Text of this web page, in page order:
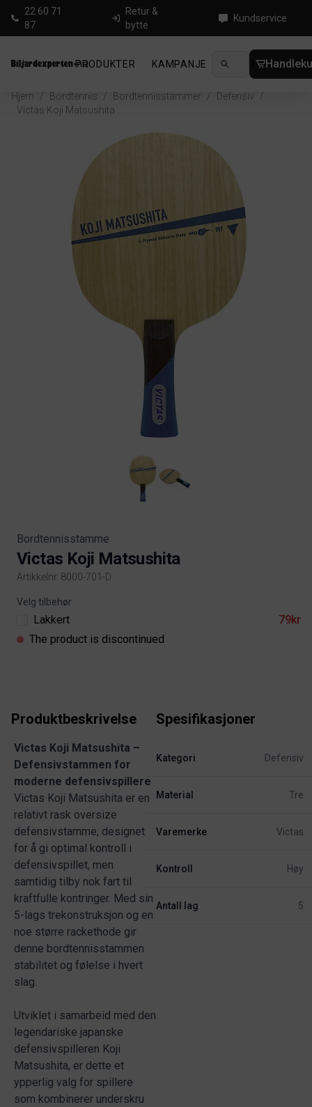
22 60 71
87
Retur &
bytte
Kundservice
PRODUKTER KAMPANJE NYHETER
Hjem / Bordtennis / Bordtennisstammer / Defensiv
/
Victas Koji Matsushita
Bordtennisstamme
Victas Koji Matsushita
Artikkelnr. 8000-701-D
Product information
Velg tilbehør
Lakkert
79kr
The product is discontinued
Produktbeskrivelse
Victas Koji Matsushita –
Defensivstammen for
moderne defensivspillere
Victas Koji Matsushita er en
relativt rask oversize
defensivstamme, designet
for å gi optimal kontroll i
defensivspillet, men
samtidig tilby nok fart til
kraftfulle kontringer. Med sin
5-lags trekonstruksjon og en
noe større rackethode gir
denne bordtennisstammen
stabilitet og følelse i hvert
slag.
Utviklet i samarbeid med den
legendariske japanske
defensivspilleren Koji
Matsushita, er dette et
ypperlig valg for spillere
som kombinerer underskru
Spesifikasjoner
Kategori Defensiv
Material Tre
Varemerke Victas
Kontroll Høy
Antall lag 5